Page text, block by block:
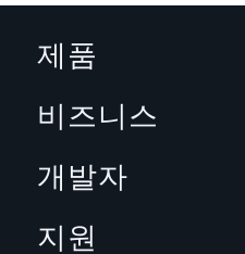
제품
비즈니스
개발자
지원